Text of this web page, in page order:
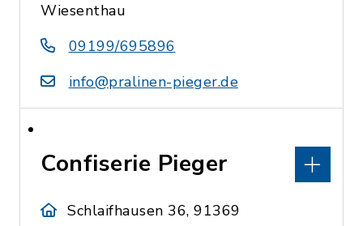
Wiesenthau
09199/695896
info@pralinen-pieger.de
Confiserie Pieger
Schlaifhausen 36, 91369